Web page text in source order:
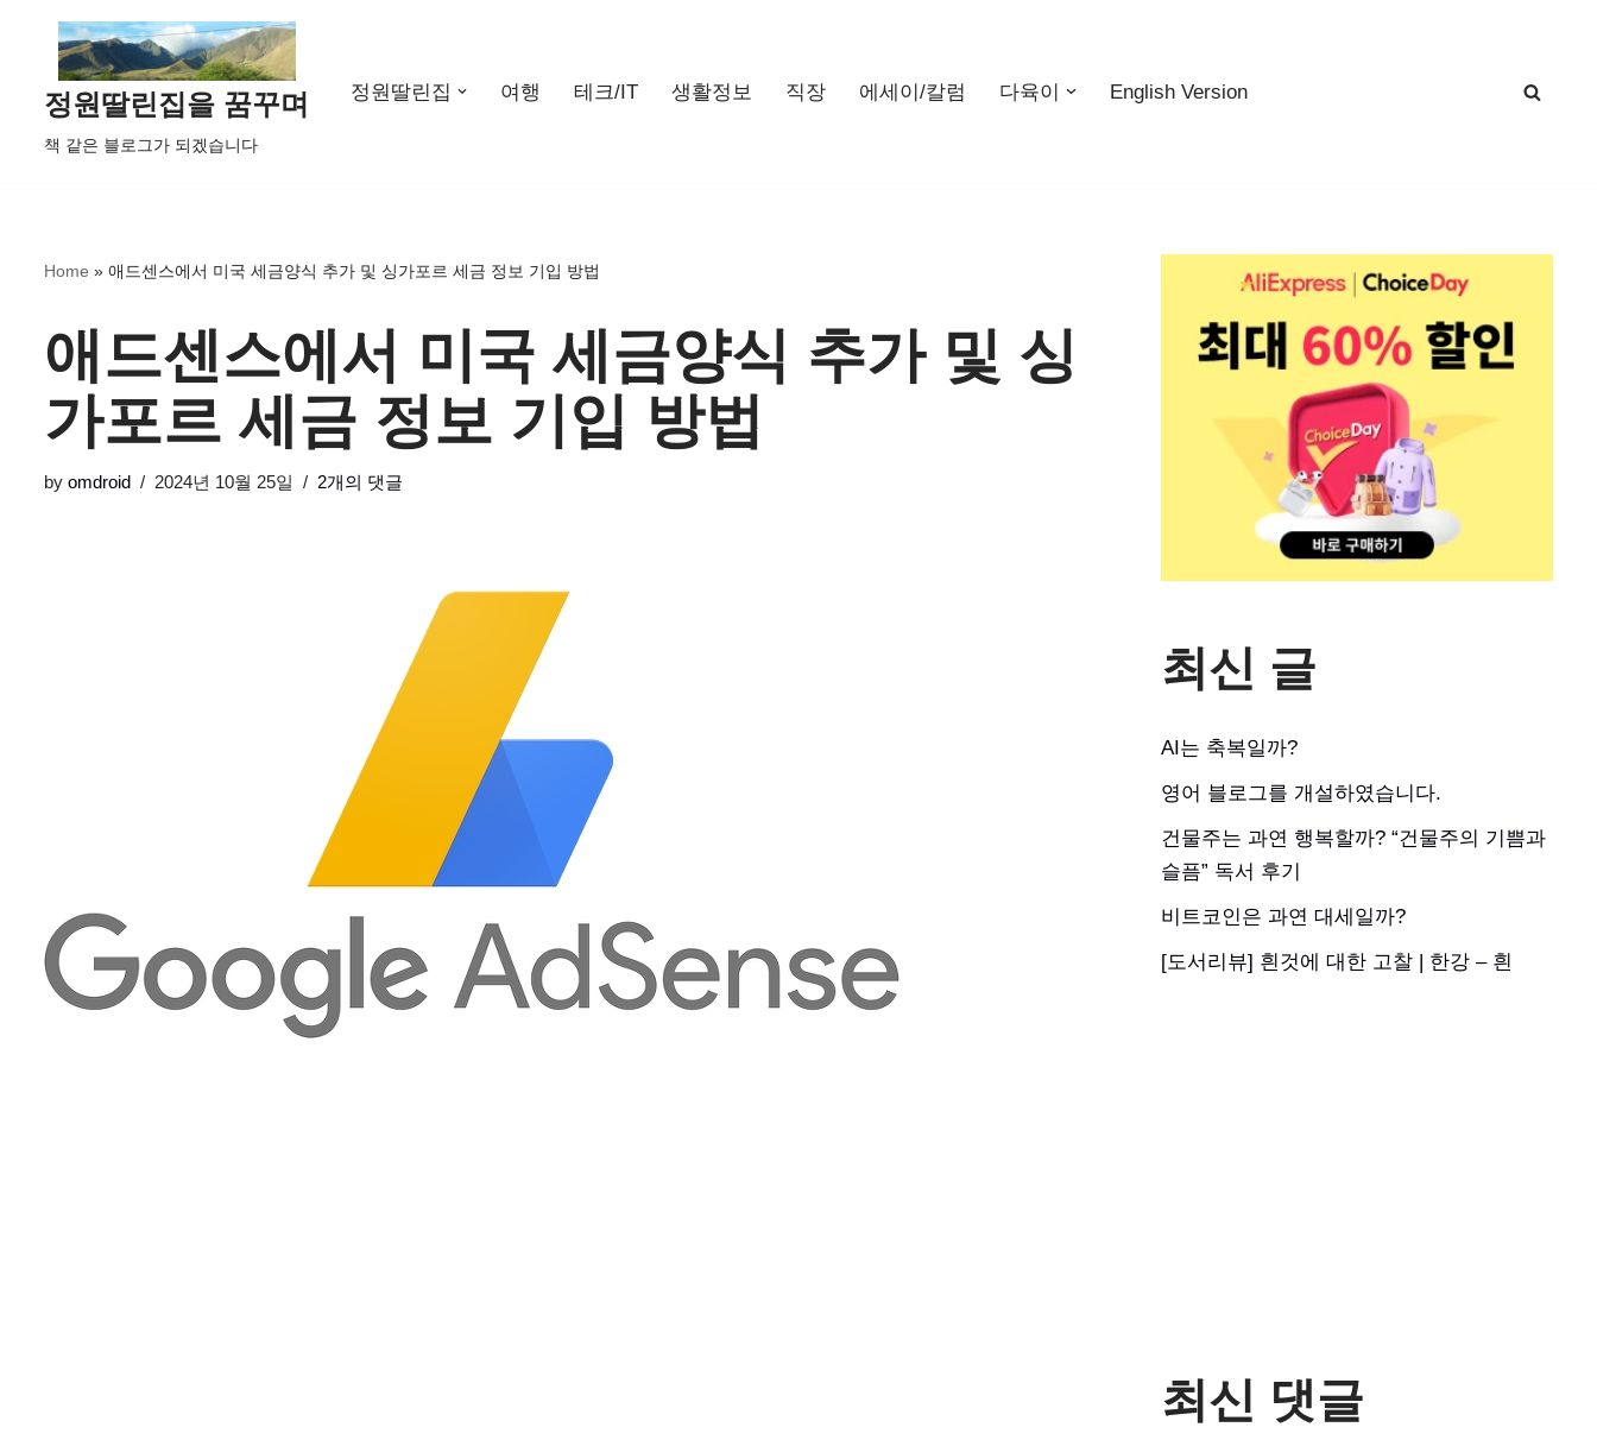
정원딸린집을 꿈꾸며
책 같은 블로그가 되겠습니다
정원딸린집 여행 테크/IT 생활정보 직장 에세이/칼럼 다육이 English Version
Home » 애드센스에서 미국 세금양식 추가 및 싱가포르 세금 정보 기입 방법
애드센스에서 미국 세금양식 추가 및 싱
가포르 세금 정보 기입 방법
by omdroid 2024년 10월 25일 2개의 댓글
최신 글
AI는 축복일까?
영어 블로그를 개설하였습니다.
건물주는 과연 행복할까? “건물주의 기쁨과
슬픔” 독서 후기
비트코인은 과연 대세일까?
[도서리뷰] 흰것에 대한 고찰 | 한강 – 흰
최신 댓글